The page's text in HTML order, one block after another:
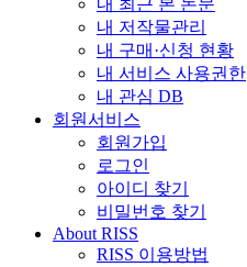
내 최근 본 논문
내 저작물관리
내 구매·신청 현황
내 서비스 사용권한
내 관심 DB
회원서비스
회원가입
로그인
아이디 찾기
비밀번호 찾기
About RISS
RISS 이용방법